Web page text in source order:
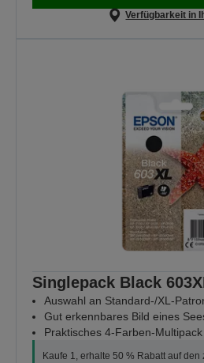
Verfügbarkeit in
Singlepack Black
Auswahl an Standard-/XL-
Gut erkennbares Bild eines
Praktisches 4-Farben-Multipack
Kaufe 1, erhalte 50 % Rabatt auf den